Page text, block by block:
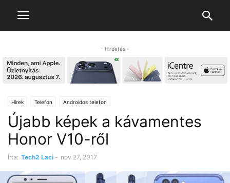
- Hirdetés -
Hírek Telefon Androidos telefon
Újabb képek a kávamentes
Honor V10-ről
Írta: Tech2 Laci - nov 27, 2017